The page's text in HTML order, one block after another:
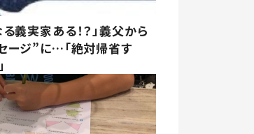
義実家ある！？」義父から
ージ”に…「絶対帰省す